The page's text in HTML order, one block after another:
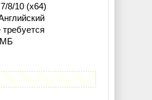
8/10 (x64)
требуется
МБ